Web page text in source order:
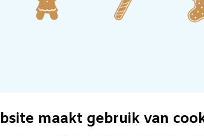
maakt gebruik van